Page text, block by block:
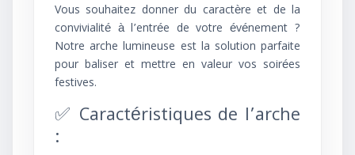
Vous souhaitez donner du caractère et de la
convivialité à l’entrée de votre événement ?
Notre arche lumineuse est la solution parfaite
pour baliser et mettre en valeur vos soirées
festives.
✅ Caractéristiques de l’arche
: